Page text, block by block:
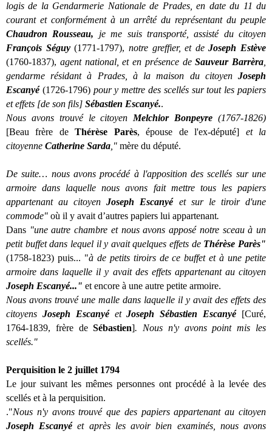
logis de la Gendarmerie Nationale de Prades, en date du 11 du
courant et conformément à un arrêté du représentant du peuple
Chaudron Rousseau, je me suis transporté, assisté du citoyen
François Séguy(1771-1797), notre greffier, et deJoseph Estève
(1760-1837), agent national, et en présence deSauveur Barrèra
gendarme résidant à Prades, à la maison du citoyen Joseph
Escanyé (1726-1796) pour y mettre des scellés sur tout les papiers
et effets [de son fils] Sébastien Escanyé..
Nous avons trouvé le citoyen Melchior Bonpeyre(1767-1826)
[Beau frère deThérèse Parès, épouse de l'ex-député] et la
citoyenne Catherine Sarda ," mère du député.
De suite… nous avons procédé à l'apposition des scellés sur une
armoire dans laquelle nous avons fait mettre tous les papiers
appartenant au citoyenJoseph Escanyéet sur le tiroir d'une
commode" où il y avait d’autres papiers lui appartenant.
Dans "une autre chambre et nous avons apposé notre sceau à un
petit buffet dans lequel il y avait quelques effets de Thérèse Parès"
(1758-1823) puis... "à de petits tiroirs de ce buffet et à une petite
armoire dans laquelle il y avait des effets appartenant au citoyen
Joseph Escanyé..." et encore à une autre petite armoire.
Nous avons trouvé une malle dans laquelle il y avait des effets des
citoyens Joseph Escanyé etJoseph Sébastien Escanyé [Curé,
1764-1839, frère deSébastien]. Nous n'y avons point mis les
scellés."
Perquisition le 2 juillet 1794
Le jour suivant les mêmes personnes ont procédé à la levée des
scellés et à la perquisition.
."Nous n'y avons trouvé que des papiers appartenant au citoyen
Joseph Escanyéet après les avoir bien examinés, nous avons